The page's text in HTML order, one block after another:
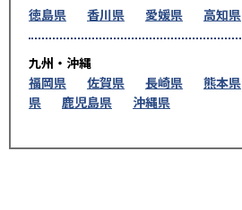
徳島県
香川県 愛媛県 高知県
九州・沖縄
福岡県
佐賀県 長崎県 熊本県
県
鹿児島県 沖縄県